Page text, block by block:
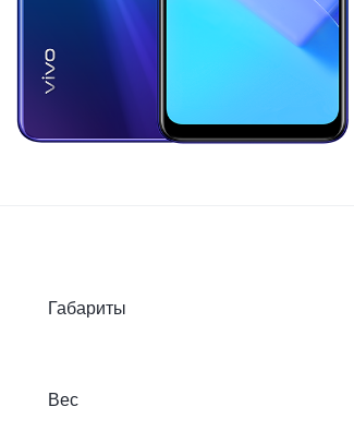
Габариты
Вес